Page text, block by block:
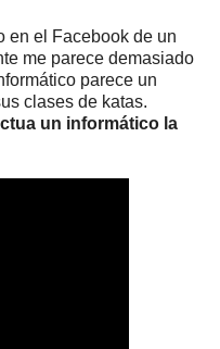
en el Facebook de un
me parece demasiado
parece un
clases de katas.
un informático la